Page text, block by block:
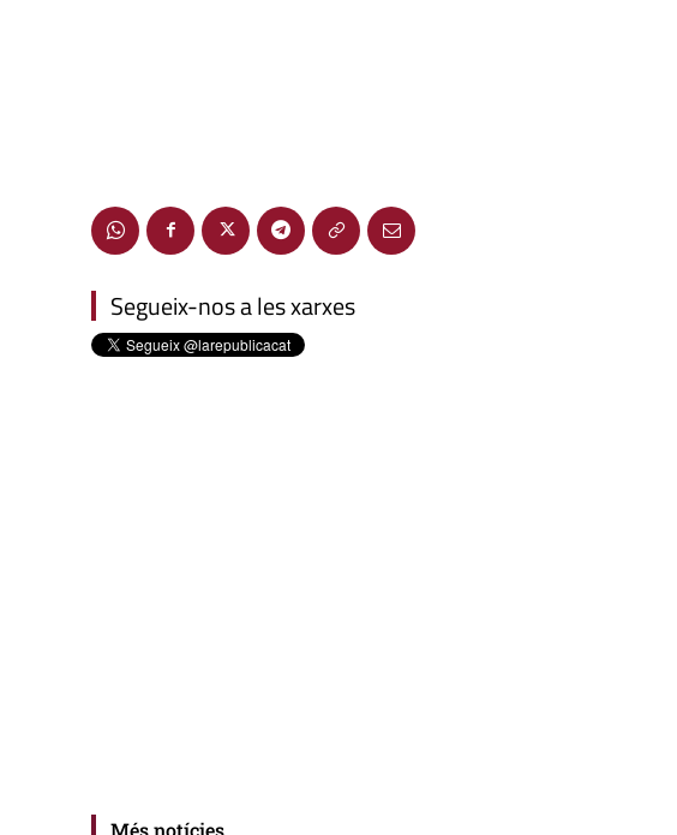
Segueix-nos a les xarxes
Més notícies